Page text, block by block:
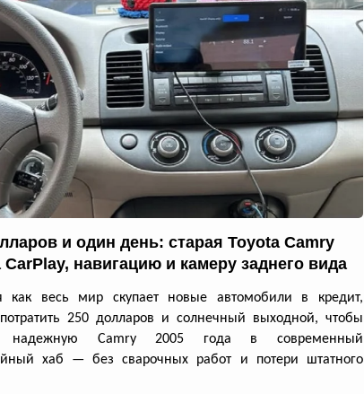
и один день: старая Toyota Camry
CarPlay, навигацию и камеру заднего вида
как весь мир скупает новые автомобили в кредит,
потратить 250 долларов и солнечный выходной, чтобы
надежную Camry 2005 года в современный
хаб — без сварочных работ и потери штатного